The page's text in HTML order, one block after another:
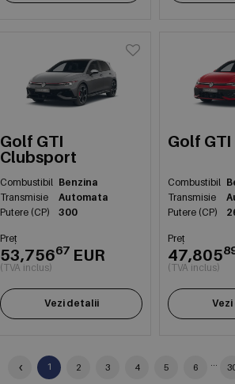
Golf GTI
Clubsport
Combustibil Benzina
Transmisie
Automata
Putere (CP)
300
Preț
53,75667 EUR
(TVA inclus)
Vezi detalii
Golf GTI
Combustibil
Transmisie
Putere (CP)
Preț
47,805
(TVA inclus)
‹ 1 2 3 4 5 6 ...